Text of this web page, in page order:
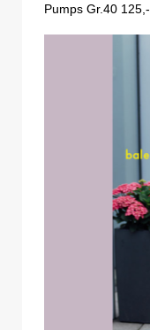
Pumps Gr.40